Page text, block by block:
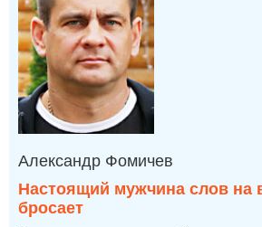
Александр Фомичев
Настоящий мужчина слов на
бросает